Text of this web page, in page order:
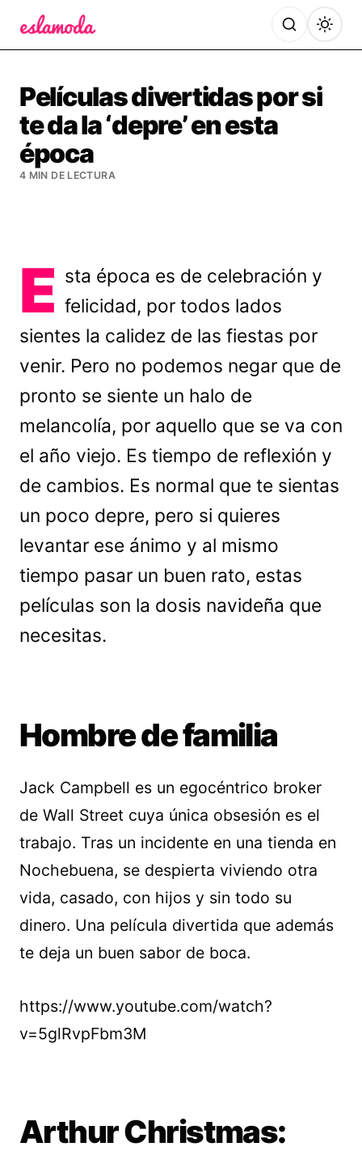
Películas divertidas por si
te da la ‘depre’ en esta
época
4 MIN DE LECTURA
E sta época es de celebración y
felicidad, por todos lados
sientes la calidez de las fiestas por
venir. Pero no podemos negar que de
pronto se siente un halo de
melancolía, por aquello que se va con
el año viejo. Es tiempo de reflexión y
de cambios. Es normal que te sientas
un poco depre, pero si quieres
levantar ese ánimo y al mismo
tiempo pasar un buen rato, estas
películas son la dosis navideña que
necesitas.
Hombre de familia
Jack Campbell es un egocéntrico broker
de Wall Street cuya única obsesión es el
trabajo. Tras un incidente en una tienda en
Nochebuena, se despierta viviendo otra
vida, casado, con hijos y sin todo su
dinero. Una película divertida que además
te deja un buen sabor de boca.
https://www.youtube.com/watch?
v=5glRvpFbm3M
Arthur Christmas: